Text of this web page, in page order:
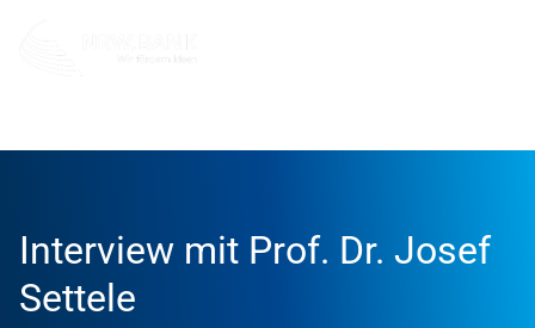
Interview mit Prof. Dr. Josef
Settele